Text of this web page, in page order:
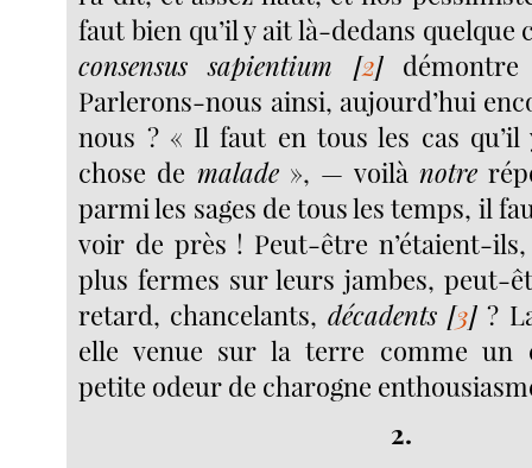
faut bien qu’il y ait là-dedans quelque
consensus sapientium [2]
Parlerons-nous ainsi, aujourd’hui
nous ? « Il faut en tous les cas
chose de malade», — voilà notre
parmi les sages de tous les temps, il
voir de près ! Peut-être n’étaient-
plus fermes sur leurs jambes, peut-
retard, chancelants, décadents[3] ?
elle venue sur la terre comme un
petite odeur de charogne
2.